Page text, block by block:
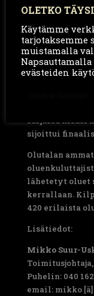
Takatalon
Savupuina
Menestystä
oluelle. Vuonna
Beer Star
sarjassa kisasi
sijoittui
Olutalan
lähetetyt oluet
kerrallaan.
420 erilaista
Lisätiedot:
Mikko Suur-
Puhelin: 040
email: mikko
OLETKO
Käytämme
tarjotaksemme
muistamalla
evästeiden